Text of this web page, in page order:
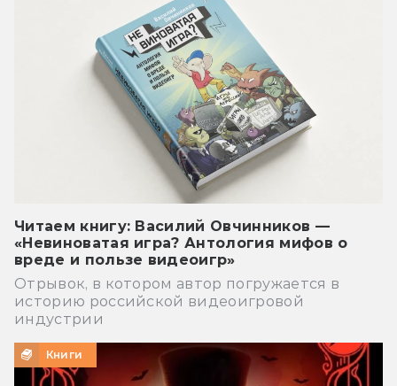
Читаем книгу: Василий Овчинников —
«Невиноватая игра? Антология мифов о
вреде и пользе видеоигр»
Отрывок, в котором автор погружается в
историю российской видеоигровой
индустрии
Книги